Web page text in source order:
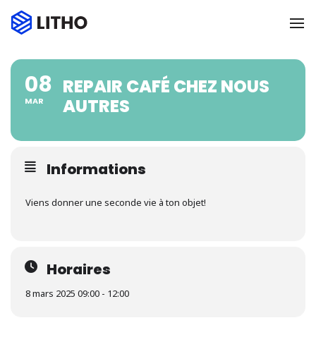
08
MAR
REPAIR CAFÉ CHEZ NOUS
AUTRES
Informations
Viens donner une seconde vie à ton objet!
Horaires
8 mars 2025 09:00 - 12:00